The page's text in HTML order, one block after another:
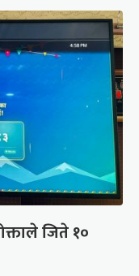
जिते १०